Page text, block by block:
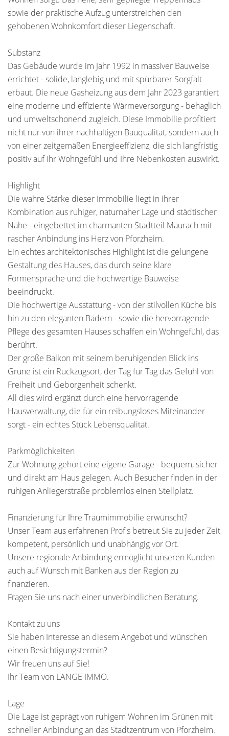
sowie der praktische Aufzug unterstreichen den
gehobenen Wohnkomfort dieser Liegenschaft.
Substanz
Das Gebäude wurde im Jahr 1992 in massiver Bauweise
errichtet - solide, langlebig und mit spürbarer Sorgfalt
erbaut. Die neue Gasheizung aus dem Jahr 2023 garantiert
eine moderne und effiziente Wärmeversorgung - behaglich
und umweltschonend zugleich. Diese Immobilie profitiert
nicht nur von ihrer nachhaltigen Bauqualität, sondern auch
von einer zeitgemäßen Energieeffizienz, die sich langfristig
positiv auf Ihr Wohngefühl und Ihre Nebenkosten auswirkt.
Highlight
Die wahre Stärke dieser Immobilie liegt in ihrer
Kombination aus ruhiger, naturnaher Lage und städtischer
Nähe - eingebettet im charmanten Stadtteil Mäurach mit
rascher Anbindung ins Herz von Pforzheim.
Ein echtes architektonisches Highlight ist die gelungene
Gestaltung des Hauses, das durch seine klare
Formensprache und die hochwertige Bauweise
beeindruckt.
Die hochwertige Ausstattung - von der stilvollen Küche bis
hin zu den eleganten Bädern - sowie die hervorragende
Pflege des gesamten Hauses schaffen ein Wohngefühl, das
berührt.
Der große Balkon mit seinem beruhigenden Blick ins
Grüne ist ein Rückzugsort, der Tag für Tag das Gefühl von
Freiheit und Geborgenheit schenkt.
All dies wird ergänzt durch eine hervorragende
Hausverwaltung, die für ein reibungsloses Miteinander
sorgt - ein echtes Stück Lebensqualität.
Parkmöglichkeiten
Zur Wohnung gehört eine eigene Garage - bequem, sicher
und direkt am Haus gelegen. Auch Besucher finden in der
ruhigen Anliegerstraße problemlos einen Stellplatz.
Finanzierung für Ihre Traumimmobilie erwünscht?
Unser Team aus erfahrenen Profis betreut Sie zu jeder Zeit
kompetent, persönlich und unabhängig vor Ort.
Unsere regionale Anbindung ermöglicht unseren Kunden
auch auf Wunsch mit Banken aus der Region zu
finanzieren.
Fragen Sie uns nach einer unverbindlichen Beratung.
Kontakt zu uns
Sie haben Interesse an diesem Angebot und wünschen
einen Besichtigungstermin?
Wir freuen uns auf Sie!
Ihr Team von LANGE IMMO.
Lage
Die Lage ist geprägt von ruhigem Wohnen im Grünen mit
schneller Anbindung an das Stadtzentrum von Pforzheim.